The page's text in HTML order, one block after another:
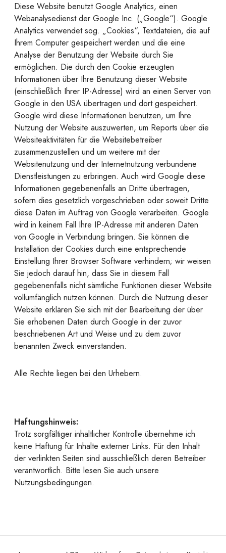
Diese Website benutzt Google Analytics, einen
Webanalysedienst der Google Inc. („Google“). Google
Analytics verwendet sog. „Cookies“, Textdateien, die auf
Ihrem Computer gespeichert werden und die eine
Analyse der Benutzung der Website durch Sie
ermöglichen. Die durch den Cookie erzeugten
Informationen über Ihre Benutzung dieser Website
(einschließlich Ihrer IP-Adresse) wird an einen Server von
Google in den USA übertragen und dort gespeichert.
Google wird diese Informationen benutzen, um Ihre
Nutzung der Website auszuwerten, um Reports über die
Websiteaktivitäten für die Websitebetreiber
zusammenzustellen und um weitere mit der
Websitenutzung und der Internetnutzung verbundene
Dienstleistungen zu erbringen. Auch wird Google diese
Informationen gegebenenfalls an Dritte übertragen,
sofern dies gesetzlich vorgeschrieben oder soweit Dritte
diese Daten im Auftrag von Google verarbeiten. Google
wird in keinem Fall Ihre IP-Adresse mit anderen Daten
von Google in Verbindung bringen. Sie können die
Installation der Cookies durch eine entsprechende
Einstellung Ihrer Browser Software verhindern; wir weisen
Sie jedoch darauf hin, dass Sie in diesem Fall
gegebenenfalls nicht sämtliche Funktionen dieser Website
vollumfänglich nutzen können. Durch die Nutzung dieser
Website erklären Sie sich mit der Bearbeitung der über
Sie erhobenen Daten durch Google in der zuvor
beschriebenen Art und Weise und zu dem zuvor
benannten Zweck einverstanden.
Alle Rechte liegen bei den Urhebern.
Haftungshinweis:
Trotz sorgfältiger inhaltlicher Kontrolle übernehme ich
keine Haftung für Inhalte externer Links. Für den Inhalt
der verlinkten Seiten sind ausschließlich deren Betreiber
verantwortlich. Bitte lesen Sie auch unsere
Nutzungsbedingungen.